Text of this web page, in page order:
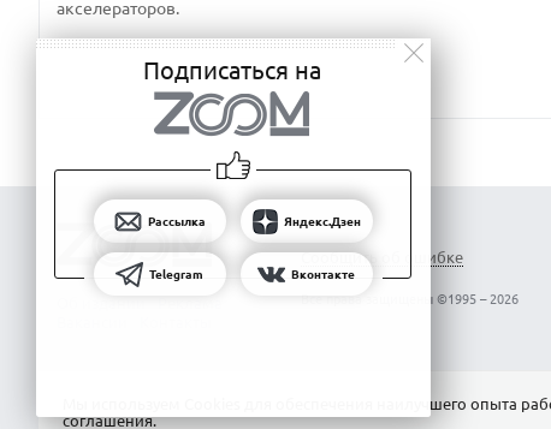
акселераторов.
Сообщить об ошибке
Все права защищены ©1995 – 2026
Подписаться на
Рассылка Яндекс.Дзен
Telegram Вконтакте
Мы используем Сookies для обеспечения наилучшего опыта
соглашения.